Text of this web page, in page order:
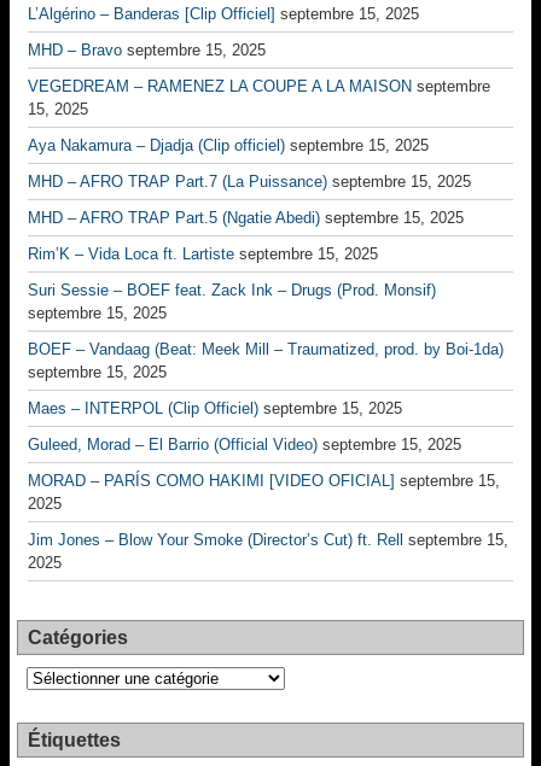
L’Algérino – Banderas [Clip Officiel] septembre 15, 2025
MHD – Bravo septembre 15, 2025
VEGEDREAM – RAMENEZ LA COUPE A LA MAISON septembre
15, 2025
Aya Nakamura – Djadja (Clip officiel) septembre 15, 2025
MHD – AFRO TRAP Part.7 (La Puissance) septembre 15, 2025
MHD – AFRO TRAP Part.5 (Ngatie Abedi) septembre 15, 2025
Rim’K – Vida Loca ft. Lartiste septembre 15, 2025
Suri Sessie – BOEF feat. Zack Ink – Drugs (Prod. Monsif)
septembre 15, 2025
BOEF – Vandaag (Beat: Meek Mill – Traumatized, prod. by Boi-1da)
septembre 15, 2025
Maes – INTERPOL (Clip Officiel) septembre 15, 2025
Guleed, Morad – El Barrio (Official Video) septembre 15, 2025
MORAD – PARÍS COMO HAKIMI [VIDEO OFICIAL] septembre 15,
2025
Jim Jones – Blow Your Smoke (Director’s Cut) ft. Rell
septembre 15,
2025
Catégories
Catégories
Étiquettes